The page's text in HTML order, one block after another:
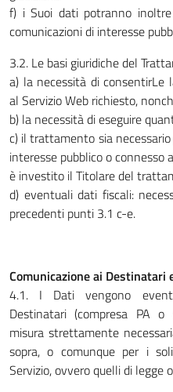
f) i Suoi dati potranno
comunicazioni di interesse
3.2. Le basi giuridiche del
a) la necessità di consentirLe
al Servizio Web richiesto,
b) la necessità di eseguire
c) il trattamento sia
interesse pubblico o connesso
è investito il Titolare del
d) eventuali dati fiscali:
precedenti punti 3.1 c-e.
Comunicazione ai Destinatari
4.1. I Dati vengono
Destinatari (compresa PA
misura strettamente
sopra, o comunque per i
Servizio, ovvero quelli di legge